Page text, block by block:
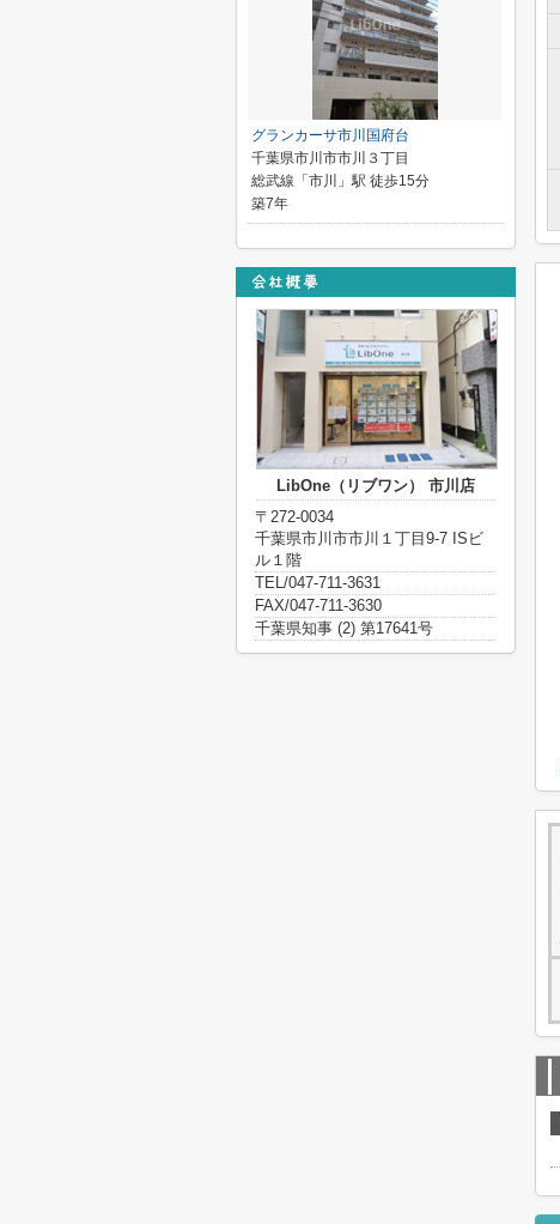
グランカーサ市川国府台
千葉県市川市市川３丁目
総武線「市川」駅 徒歩15分
築7年
LibOne（リブワン） 市川店
〒272-0034
千葉県市川市市川１丁目9-7 ISビ
ル１階
TEL/047-711-3631
FAX/047-711-3630
千葉県知事 (2) 第17641号